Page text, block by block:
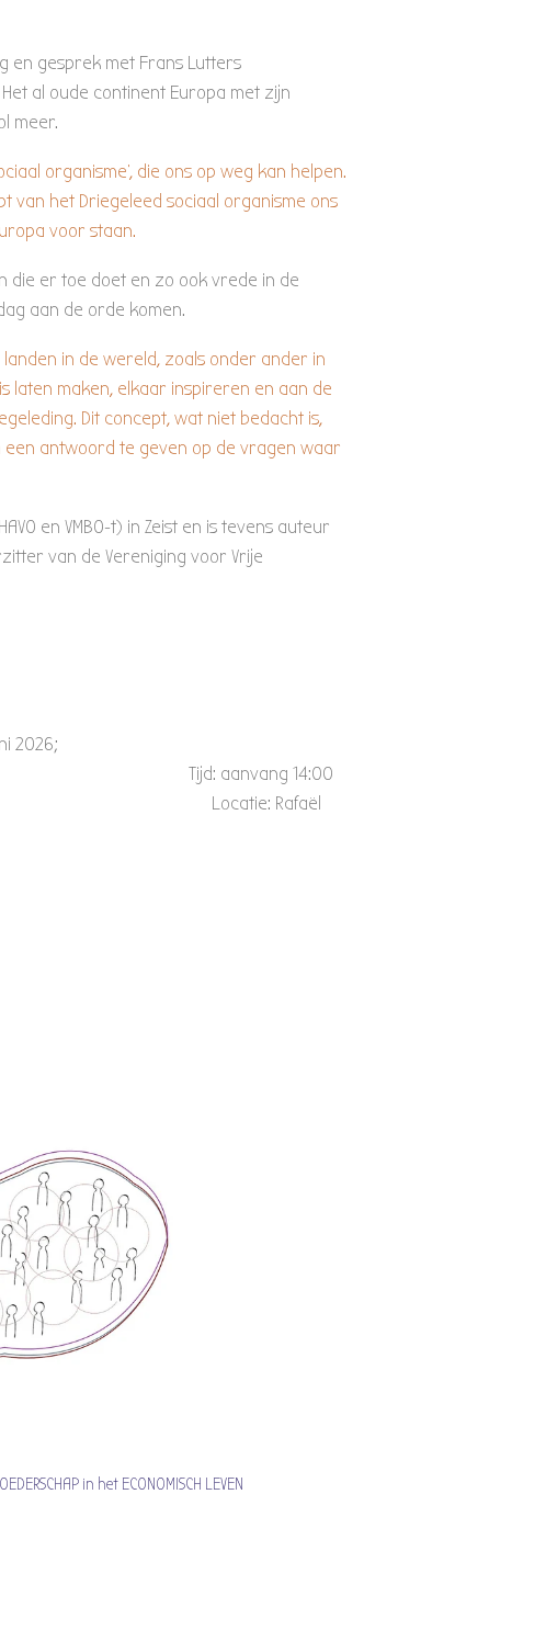
en gesprek met Frans Lutters
al oude continent Europa met zijn
meer.
organisme’, die ons op weg kan helpen.
van het Driegeleed sociaal organisme ons
voor staan.
die er toe doet en zo ook vrede in de
aan de orde komen.
in de wereld, zoals onder ander in
laten maken, elkaar inspireren en aan de
Dit concept, wat niet bedacht is,
antwoord te geven op de vragen waar
en VMBO-t) in Zeist en is tevens auteur
van de Vereniging voor Vrije
14:00
Locatie: Rafaël
in het ECONOMISCH LEVEN